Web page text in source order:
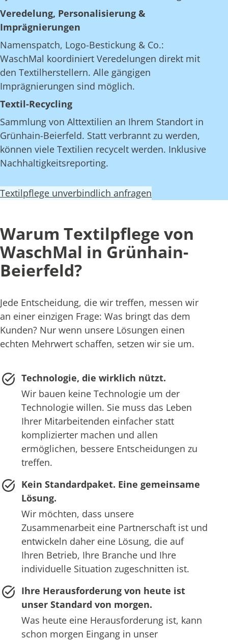
Veredelung, Personalisierung &
Imprägnierungen
Namenspatch, Logo-Bestickung & Co.:
WaschMal koordiniert Veredelungen direkt mit
den Textilherstellern. Alle gängigen
Imprägnierungen sind möglich.
Textil-Recycling
Sammlung von Alttextilien an Ihrem Standort in
Grünhain-Beierfeld. Statt verbrannt zu werden,
können viele Textilien recycelt werden. Inklusive
Nachhaltigkeitsreporting.
Textilpflege unverbindlich anfragen
Warum Textilpflege von
WaschMal in Grünhain-
Beierfeld?
Jede Entscheidung, die wir treffen, messen wir
an einer einzigen Frage: Was bringt das dem
Kunden? Nur wenn unsere Lösungen einen
echten Mehrwert schaffen, setzen wir sie um.
Technologie, die wirklich nützt.
Wir bauen keine Technologie um der
Technologie willen. Sie muss das Leben
Ihrer Mitarbeitenden einfacher statt
komplizierter machen und allen
ermöglichen, bessere Entscheidungen zu
treffen.
Kein Standardpaket. Eine gemeinsame
Lösung.
Wir möchten, dass unsere
Zusammenarbeit eine Partnerschaft ist und
entwickeln daher eine Lösung, die auf
Ihren Betrieb, Ihre Branche und Ihre
individuelle Situation zugeschnitten ist.
Ihre Herausforderung von heute ist
unser Standard von morgen.
Was heute eine Herausforderung ist, kann
schon morgen Eingang in unser